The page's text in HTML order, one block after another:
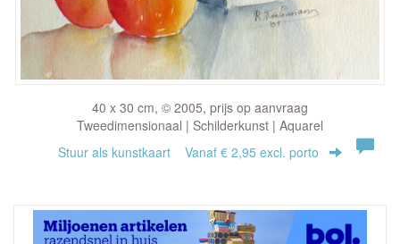
40 x 30 cm, © 2005, prijs op aanvraag
Tweedimensionaal | Schilderkunst | Aquarel
Stuur als kunstkaart Vanaf € 2,95 excl. porto